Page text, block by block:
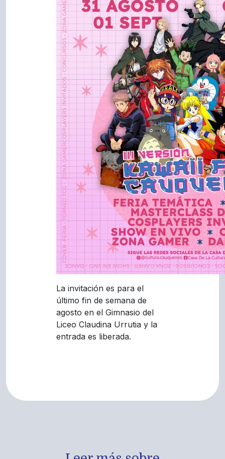
La invitación es para el
último fin de semana de
agosto en el Gimnasio del
Liceo Claudina Urrutia y la
entrada es liberada.